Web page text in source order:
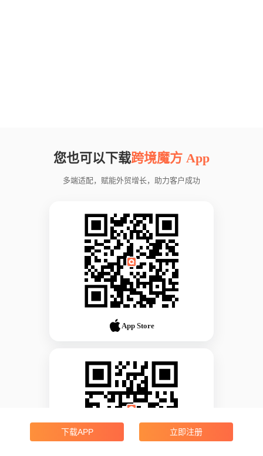
您也可以下载跨境魔方 App
多端适配，赋能外贸增长，助力客户成功
App Store
下载APP 立即注册